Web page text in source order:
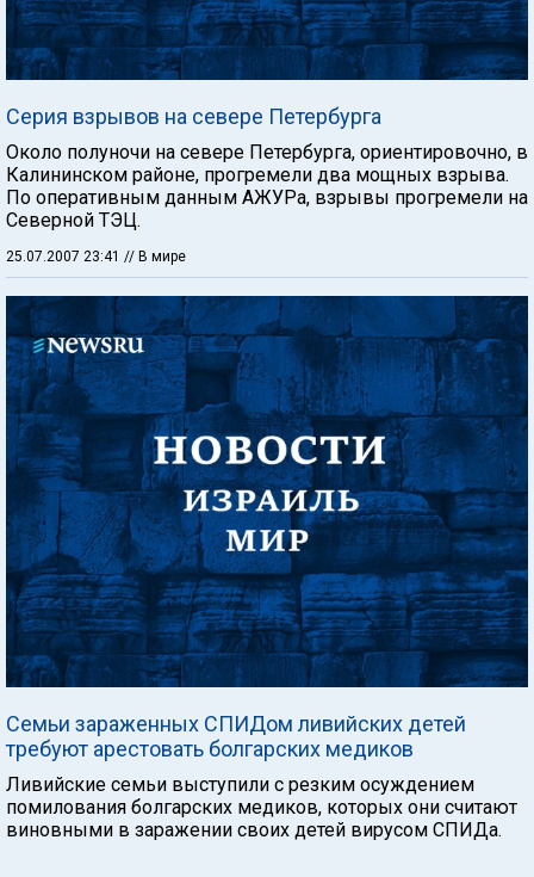
Серия взрывов на севере Петербурга
Около полуночи на севере Петербурга, ориентировочно, в
Калининском районе, прогремели два мощных взрыва.
По оперативным данным АЖУРа, взрывы прогремели на
Северной ТЭЦ.
25.07.2007 23:41 // В мире
Семьи зараженных СПИДом ливийских детей
требуют арестовать болгарских медиков
Ливийские семьи выступили с резким осуждением
помилования болгарских медиков, которых они считают
виновными в заражении своих детей вирусом СПИДа.